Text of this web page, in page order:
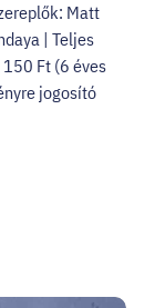
Matt
| Teljes
Ft (6 éves
jogosító